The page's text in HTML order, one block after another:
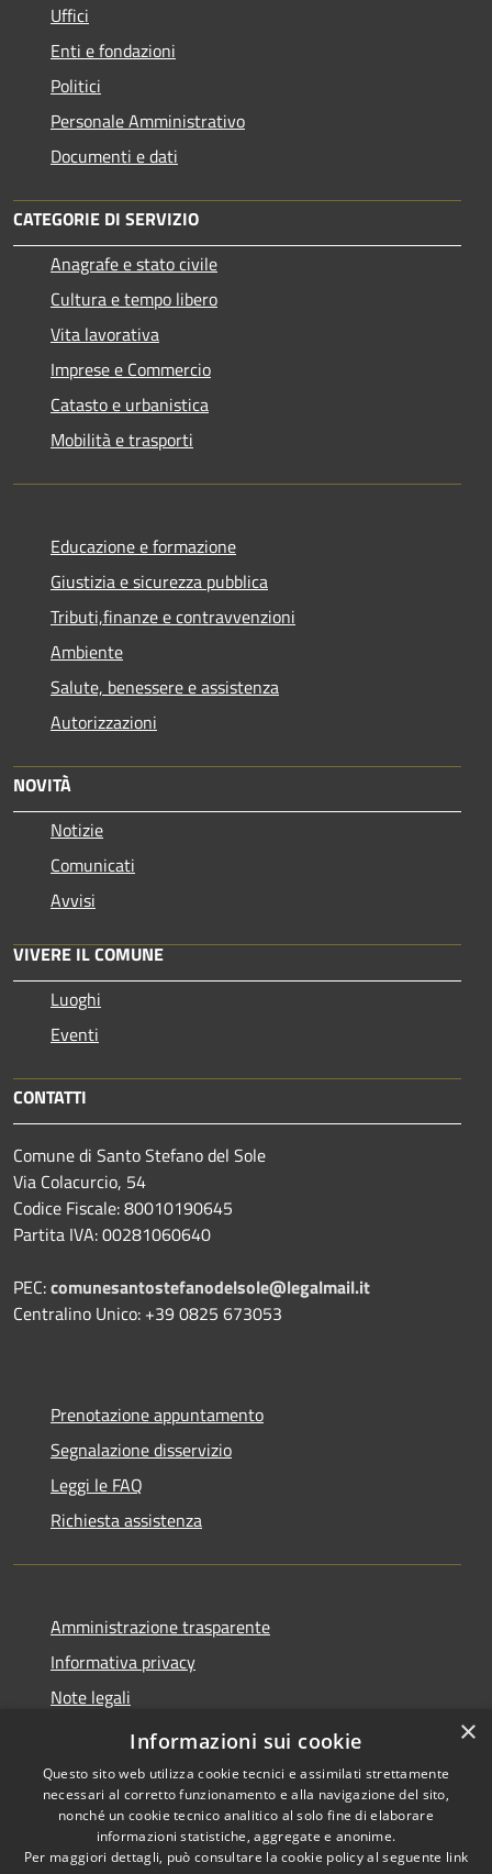
Uffici
Enti e fondazioni
Politici
Personale Amministrativo
Documenti e dati
CATEGORIE DI SERVIZIO
Anagrafe e stato civile
Cultura e tempo libero
Vita lavorativa
Imprese e Commercio
Catasto e urbanistica
Mobilità e trasporti
Educazione e formazione
Giustizia e sicurezza pubblica
Tributi,finanze e contravvenzioni
Ambiente
Salute, benessere e assistenza
Autorizzazioni
NOVITÀ
Notizie
Comunicati
Avvisi
VIVERE IL COMUNE
Luoghi
Eventi
CONTATTI
Comune di Santo Stefano del Sole
Via Colacurcio, 54
Codice Fiscale: 80010190645
Partita IVA: 00281060640
PEC:comunesantostefanodelsole@legalmail.it
Centralino Unico: +39 0825 673053
Prenotazione appuntamento
Segnalazione disservizio
Leggi le FAQ
Richiesta assistenza
Amministrazione trasparente
Informativa privacy
Note legali
Dichiarazione di accessibilità
Copyright © 2026 • Comune di
Santo Stefano del Sole •
×
Informazioni sui cookie
Questo sito web utilizza cookie tecnici e assimilati strettamente
necessari al corretto funzionamento e alla navigazione del sito,
nonché un cookie tecnico analitico al solo fine di elaborare
informazioni statistiche, aggregate e anonime.
Per maggiori dettagli, può consultare la cookie policy al seguente link